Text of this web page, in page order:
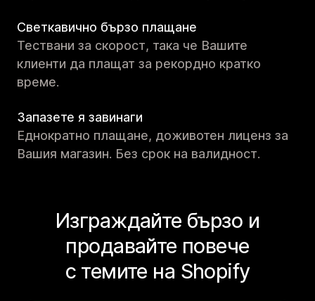
Светкавично бързо плащане
Тествани за скорост, така че Вашите
клиенти да плащат за рекордно кратко
време.
Запазете я завинаги
Еднократно плащане, доживотен лиценз за
Вашия магазин. Без срок на валидност.
Изграждайте бързо и
продавайте повече
с темите на Shopify